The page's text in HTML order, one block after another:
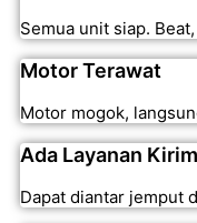
Semua unit siap.
Motor Terawat
Motor mogok,
Ada Layanan Kirim
Dapat diantar jemput